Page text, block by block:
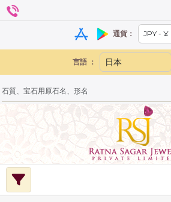
通貨：
言語 ：